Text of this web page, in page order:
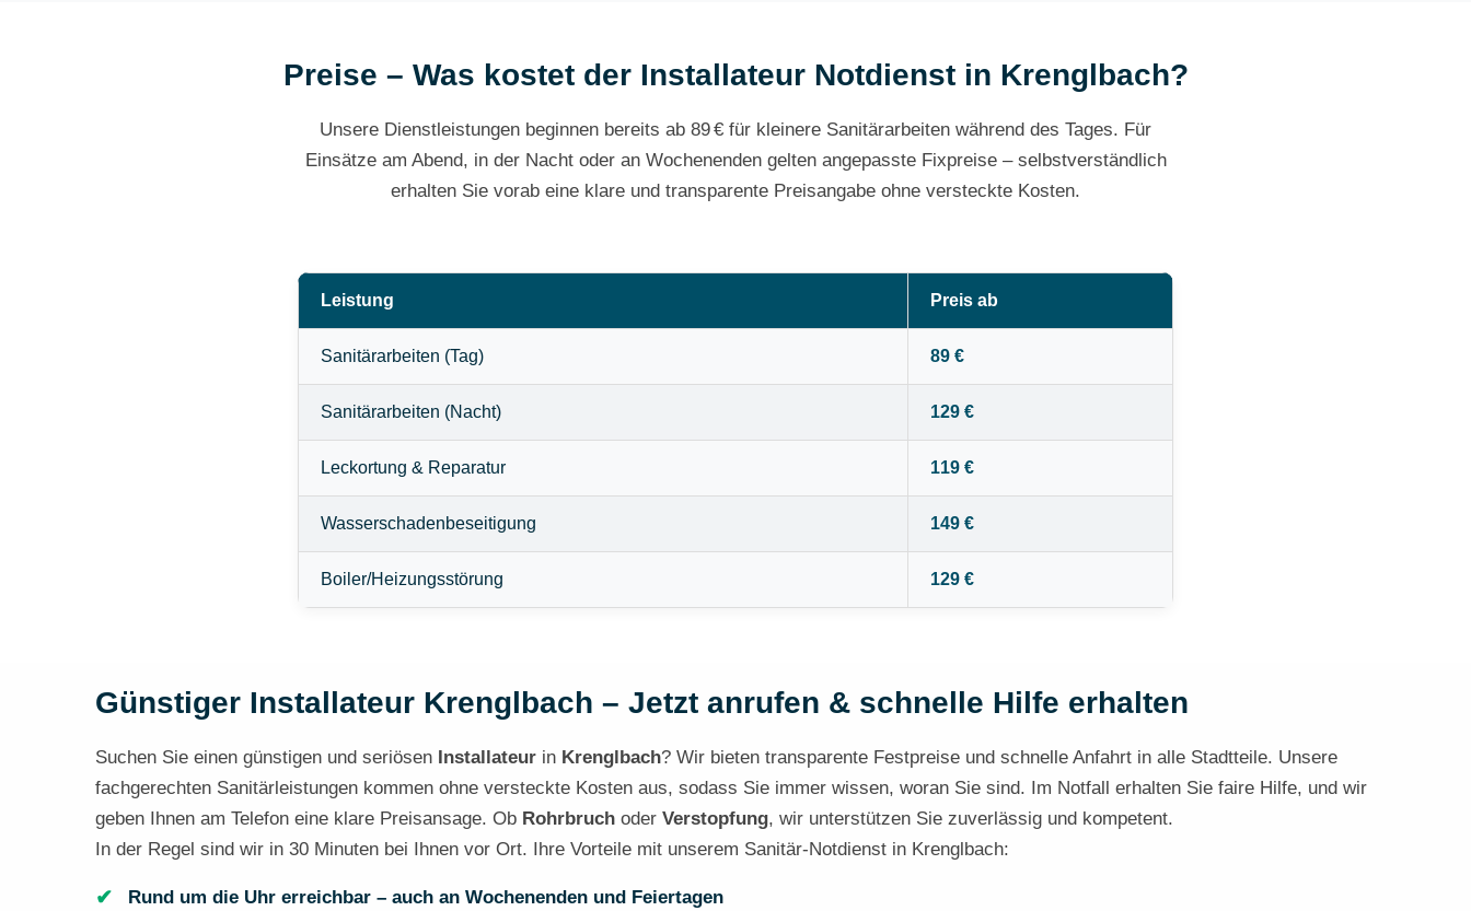
Preise – Was kostet der Installateur Notdienst in Krenglbach?
Unsere Dienstleistungen beginnen bereits ab 89 € für kleinere Sanitärarbeiten während des Tages. Für
Einsätze am Abend, in der Nacht oder an Wochenenden gelten angepasste Fixpreise – selbstverständlich
erhalten Sie vorab eine klare und transparente Preisangabe ohne versteckte Kosten.
Leistung Preis ab
Sanitärarbeiten (Tag) 89 €
Sanitärarbeiten (Nacht) 129 €
Leckortung & Reparatur 119 €
Wasserschadenbeseitigung 149 €
Boiler/Heizungsstörung 129 €
Günstiger Installateur Krenglbach – Jetzt anrufen & schnelle Hilfe erhalten
Suchen Sie einen günstigen und seriösen Installateur in Krenglbach? Wir bieten transparente Festpreise und schnelle Anfahrt in alle Stadtteile. Unsere
fachgerechten Sanitärleistungen kommen ohne versteckte Kosten aus, sodass Sie immer wissen, woran Sie sind. Im Notfall erhalten Sie faire Hilfe, und wir
geben Ihnen am Telefon eine klare Preisansage. Ob Rohrbruch oder Verstopfung, wir unterstützen Sie zuverlässig und kompetent.
In der Regel sind wir in 30 Minuten bei Ihnen vor Ort. Ihre Vorteile mit unserem Sanitär-Notdienst in Krenglbach:
Rund um die Uhr erreichbar – auch an Wochenenden und Feiertagen